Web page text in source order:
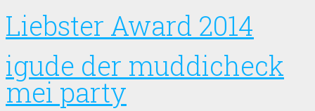
Liebster Award 2014
igude der muddicheck
mei party